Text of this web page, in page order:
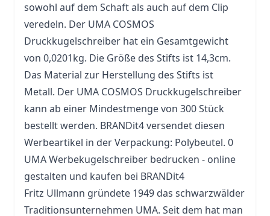
sowohl auf dem Schaft als auch auf dem Clip
veredeln. Der UMA COSMOS
Druckkugelschreiber hat ein Gesamtgewicht
von 0,0201kg. Die Größe des Stifts ist 14,3cm.
Das Material zur Herstellung des Stifts ist
Metall. Der UMA COSMOS Druckkugelschreiber
kann ab einer Mindestmenge von 300 Stück
bestellt werden. BRANDit4 versendet diesen
Werbeartikel in der Verpackung: Polybeutel. 0
UMA Werbekugelschreiber bedrucken - online
gestalten und kaufen bei BRANDit4
Fritz Ullmann gründete 1949 das schwarzwälder
Traditionsunternehmen UMA. Seit dem hat man